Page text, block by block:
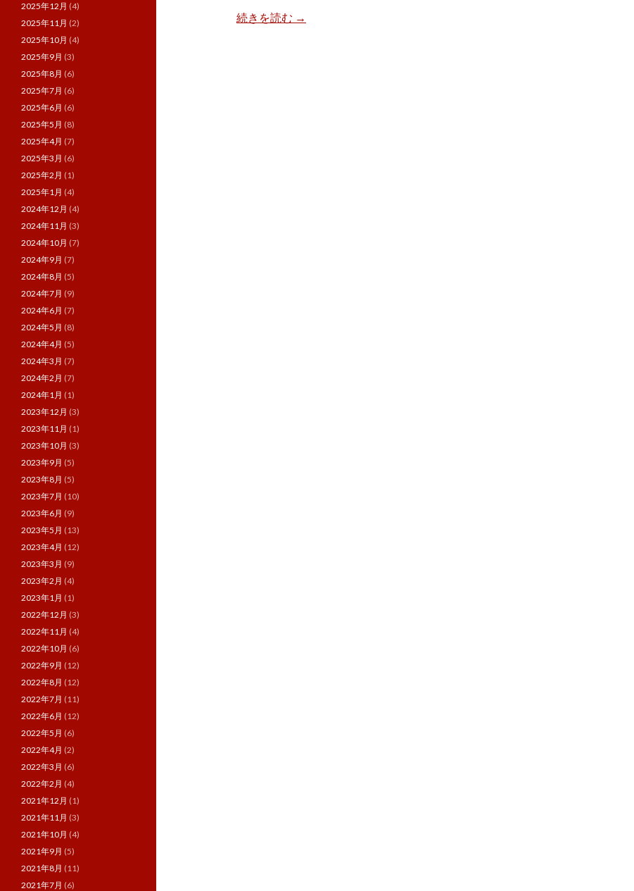
続きを読む 神社で婚活・神社で恋愛“DEAINARI”
→
2025年12月 (4)
2025年11月 (2)
2025年10月 (4)
2025年9月 (3)
2025年8月 (6)
2025年7月 (6)
2025年6月 (6)
2025年5月 (8)
2025年4月 (7)
2025年3月 (6)
2025年2月 (1)
2025年1月 (4)
2024年12月 (4)
2024年11月 (3)
2024年10月 (7)
2024年9月 (7)
2024年8月 (5)
2024年7月 (9)
2024年6月 (7)
2024年5月 (8)
2024年4月 (5)
2024年3月 (7)
2024年2月 (7)
2024年1月 (1)
2023年12月 (3)
2023年11月 (1)
2023年10月 (3)
2023年9月 (5)
2023年8月 (5)
2023年7月 (10)
2023年6月 (9)
2023年5月 (13)
2023年4月 (12)
2023年3月 (9)
2023年2月 (4)
2023年1月 (1)
2022年12月 (3)
2022年11月 (4)
2022年10月 (6)
2022年9月 (12)
2022年8月 (12)
2022年7月 (11)
2022年6月 (12)
2022年5月 (6)
2022年4月 (2)
2022年3月 (6)
2022年2月 (4)
2021年12月 (1)
2021年11月 (3)
2021年10月 (4)
2021年9月 (5)
2021年8月 (11)
2021年7月 (6)